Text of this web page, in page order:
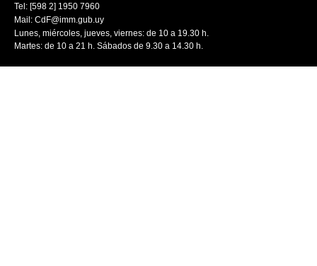
Tel: [598 2] 1950 7960
Mail: CdF@imm.gub.uy
Lunes, miércoles, jueves, viernes: de 10 a 19.30 h.
Martes: de 10 a 21 h. Sábados de 9.30 a 14.30 h.